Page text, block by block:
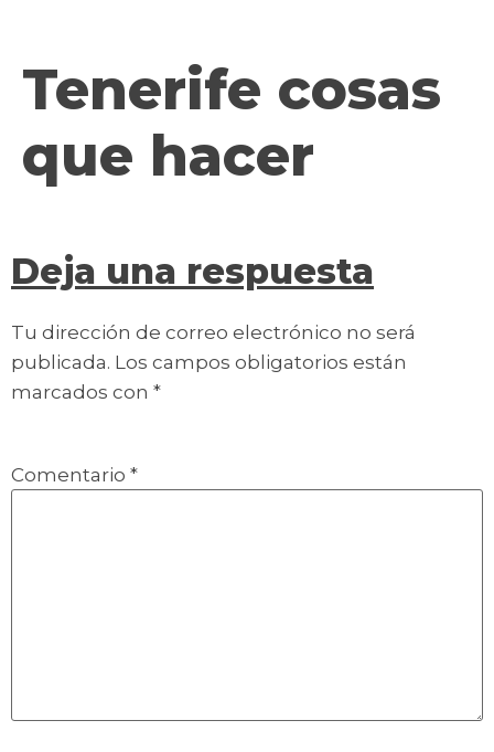
Tenerife cosas
que hacer
Deja una respuesta
Tu dirección de correo electrónico no será
publicada. Los campos obligatorios están
marcados con *
Comentario *